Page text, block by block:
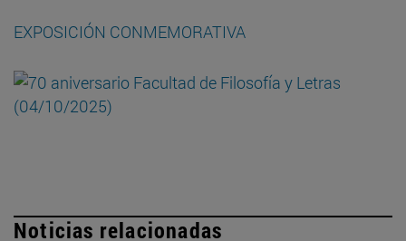
EXPOSICIÓN CONMEMORATIVA
Noticias relacionadas